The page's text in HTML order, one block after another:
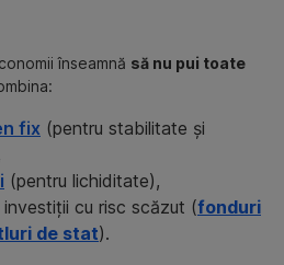
înseamnă să nu pui toate
fix (pentru stabilitate și
(pentru lichiditate),
cu risc scăzut (fonduri
de stat).